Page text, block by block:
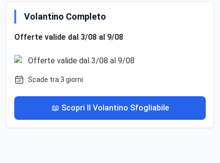
Volantino Completo
Offerte valide dal 3/08 al 9/08
Scade tra 3 giorni
📖 Scopri Il Volantino Sfogliabile